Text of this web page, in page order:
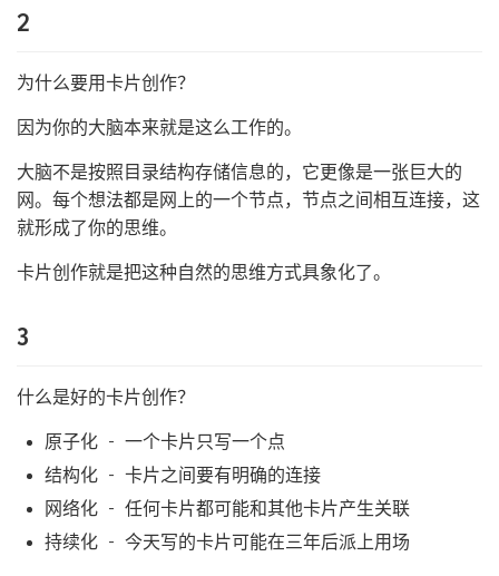
2
为什么要用卡片创作？
因为你的大脑本来就是这么工作的。
大脑不是按照目录结构存储信息的，它更像是一张巨大的
网。每个想法都是网上的一个节点，节点之间相互连接，这
就形成了你的思维。
卡片创作就是把这种自然的思维方式具象化了。
3
什么是好的卡片创作？
原子化 - 一个卡片只写一个点
结构化 - 卡片之间要有明确的连接
网络化 - 任何卡片都可能和其他卡片产生关联
持续化 - 今天写的卡片可能在三年后派上用场